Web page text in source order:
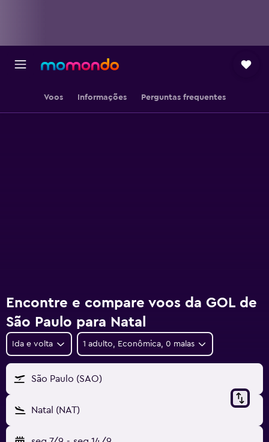
Voos Informações Perguntas frequentes
Encontre e compare voos da GOL de
São Paulo para Natal
Ida e volta 1 adulto, Econômica, 0 malas
São Paulo (SAO)
Natal (NAT)